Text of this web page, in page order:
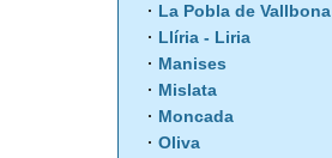
La Pobla de Vallbona
Llíria - Liria
Manises
Mislata
Moncada
Oliva